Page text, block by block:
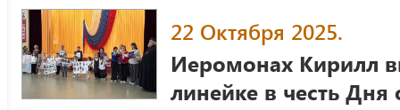
22 Октября 2025.
Иеромонах Кирилл
линейке в честь